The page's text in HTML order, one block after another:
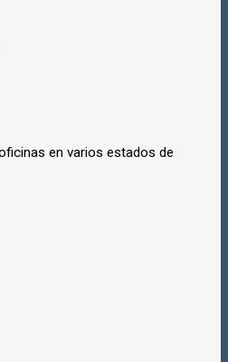
en varios estados de